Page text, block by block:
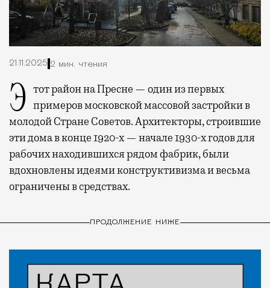
21.11.2025 2 мин. чтения
Этот район на Пресне — один из первых примеров московской массовой застройки в
молодой Стране Советов. Архитекторы, строившие
эти дома в конце 1920-х — начале 1930-х годов для
рабочих находившихся рядом фабрик, были
вдохновлены идеями конструктивизма и весьма
ограничены в средствах.
ПРОДОЛЖЕНИЕ НИЖЕ